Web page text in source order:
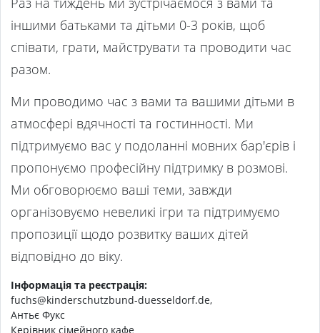
іншими батьками та дітьми 0-3 років, щоб
співати, грати, майструвати та проводити час
разом.
Ми проводимо час з вами та вашими дітьми в
атмосфері вдячності та гостинності. Ми
підтримуємо вас у подоланні мовних бар'єрів і
пропонуємо професійну підтримку в розмові.
Ми обговорюємо ваші теми, завжди
організовуємо невеликі ігри та підтримуємо
пропозиції щодо розвитку ваших дітей
відповідно до віку.
Інформація та реєстрація:
fuchs@kinderschutzbund-duesseldorf.de,
Антьє Фукс
Керівник сімейного кафе